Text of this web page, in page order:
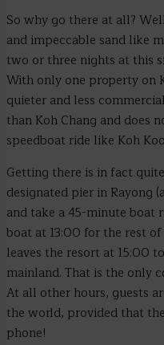
So why go there at all?
and impeccable sand like
two or three nights at this
With only one property on
quieter and less
than Koh Chang and does
speedboat ride like Koh
Getting there is in fact
designated pier in Rayong
and take a 45-minute boat
boat at 13:00 for the rest
leaves the resort at 15:00
mainland. That is the only
At all other hours, guests
the world, provided that
phone!